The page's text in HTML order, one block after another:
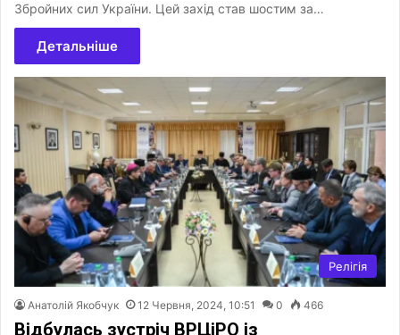
Збройних сил України. Цей захід став шостим за…
Детальніше
Релігія
Анатолій Якобчук 12 Червня, 2024, 10:51 0 466
Відбулась зустріч ВРЦіРО із